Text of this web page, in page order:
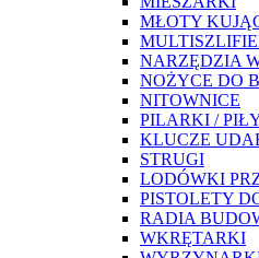
MŁOTY
NARZĘDZIA
NOŻYCE DO
NITOWNICE
PILARKI /
KLUCZE
STRUGI
LODÓWKI
PISTOLETY
RADIA
WKRĘTARKI